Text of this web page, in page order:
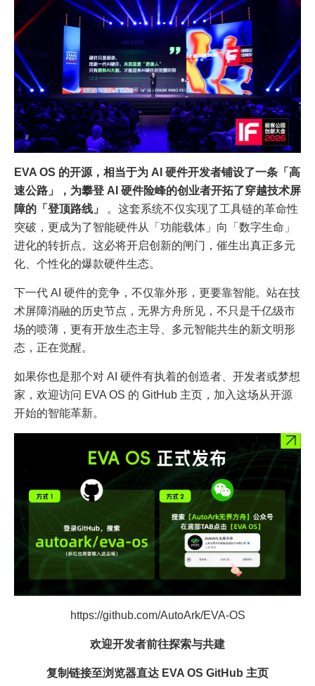
EVA OS 的开源，相当于为 AI 硬件开发者铺设了一条「高
速公路」，为攀登 AI 硬件险峰的创业者开拓了穿越技术屏
障的「登顶路线」
。这套系统不仅实现了工具链的革命性
突破，更成为了智能硬件从「功能载体」向「数字生命」
进化的转折点。这必将开启创新的闸门，催生出真正多元
化、个性化的爆款硬件生态。
下一代 AI 硬件的竞争，不仅靠外形，更要靠智能。站在技
术屏障消融的历史节点，无界方舟所见，不只是千亿级市
场的喷薄，更有开放生态主导、多元智能共生的新文明形
态，正在觉醒。
如果你也是那个对 AI 硬件有执着的创造者、开发者或梦想
家，欢迎访问 EVA OS 的 GitHub 主页，加入这场从开源
开始的智能革新。
https://github.com/AutoArk/EVA-OS
欢迎开发者前往探索与共建
复制链接至浏览器直达 EVA OS GitHub 主页